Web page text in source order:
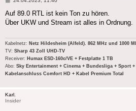
Auf 89.0 RTL ist kein Ton zu hören.
Über UKW und Stream ist alles in Ordnung.
Kabelnetz: Netz Hildesheim (Alfeld). 862 MHz und 1000
TV: Sharp 43 Zoll UHD-TV
Receiver: Humax ESD-160c/VE + Festplatte 1 TB
Abo: Sky Entertainment + Cinema + Bundesliga + Sport +
Kabelanschluss Comfort HD + Kabel Premium Total
Karl.
Insider